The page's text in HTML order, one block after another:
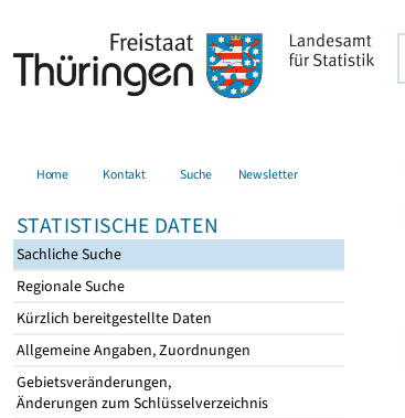
Home Kontakt Suche Newsletter
STATISTISCHE DATEN
Sachliche Suche
Regionale Suche
Kürzlich bereitgestellte Daten
Allgemeine Angaben, Zuordnungen
Gebietsveränderungen,
Änderungen zum Schlüsselverzeichnis